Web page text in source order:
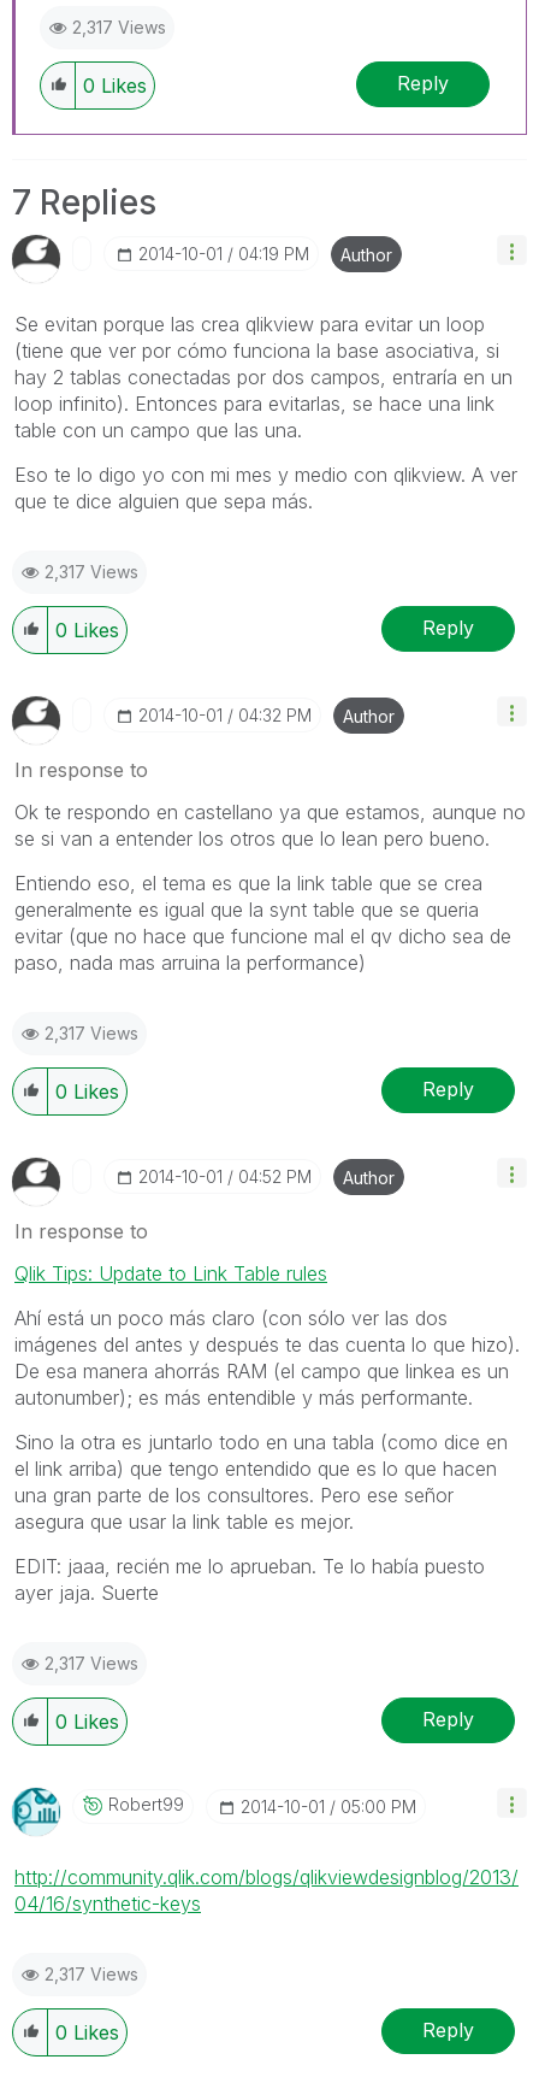
2,317 Views
0 Likes Reply
7 Replies
‎2014-10-01 04:19 PM Author
Se evitan porque las crea qlikview para evitar un loop
(tiene que ver por cómo funciona la base asociativa, si
hay 2 tablas conectadas por dos campos, entraría en un
loop infinito). Entonces para evitarlas, se hace una link
table con un campo que las una.
Eso te lo digo yo con mi mes y medio con qlikview. A ver
que te dice alguien que sepa más.
2,317 Views
0 Likes Reply
‎2014-10-01 04:32 PM Author
In response to
Ok te respondo en castellano ya que estamos, aunque no
se si van a entender los otros que lo lean pero bueno.
Entiendo eso, el tema es que la link table que se crea
generalmente es igual que la synt table que se queria
evitar (que no hace que funcione mal el qv dicho sea de
paso, nada mas arruina la performance)
2,317 Views
0 Likes Reply
‎2014-10-01 04:52 PM Author
In response to
Qlik Tips: Update to Link Table rules
Ahí está un poco más claro (con sólo ver las dos
imágenes del antes y después te das cuenta lo que hizo).
De esa manera ahorrás RAM (el campo que linkea es un
autonumber); es más entendible y más performante.
Sino la otra es juntarlo todo en una tabla (como dice en
el link arriba) que tengo entendido que es lo que hacen
una gran parte de los consultores. Pero ese señor
asegura que usar la link table es mejor.
EDIT: jaaa, recién me lo aprueban. Te lo había puesto
ayer jaja. Suerte
2,317 Views
0 Likes Reply
Robert99 ‎2014-10-01 05:00 PM
http://community.qlik.com/blogs/qlikviewdesignblog/2013/
04/16/synthetic-keys
2,317 Views
0 Likes Reply